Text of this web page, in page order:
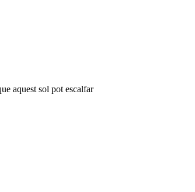
aquest sol pot escalfar